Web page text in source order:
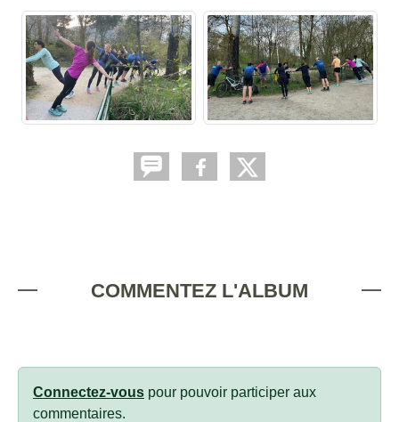
COMMENTEZ L'ALBUM
Connectez-vous pour pouvoir participer aux
commentaires.